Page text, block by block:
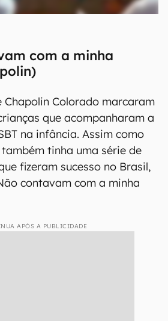
com a minha
Chapolin Colorado marcaram
que acompanharam a
na infância. Assim como
também tinha uma série de
fizeram sucesso no Brasil,
contavam com a minha
APÓS A PUBLICIDADE